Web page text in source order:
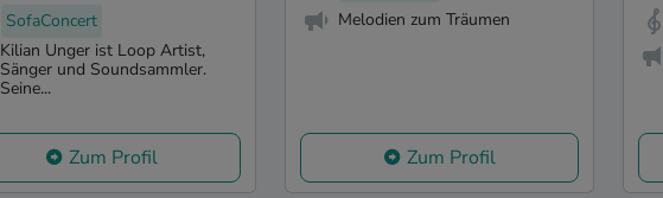
SofaConcert
Kilian Unger ist Loop Artist,
Sänger und Soundsammler.
Seine...
Zum Profil
Melodien zum Träumen
Zum Profil